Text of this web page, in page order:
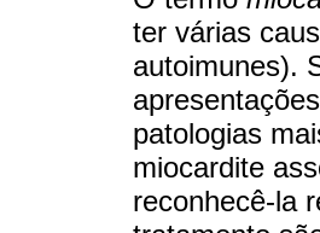
ter várias
autoimunes).
patologias
miocardite
reconhecê-la